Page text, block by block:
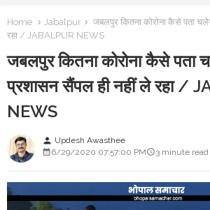
Home Jabalpur
जबलपुर कितना कोरोना कैसे पता
रहा / JABALPUR NEWS
जबलपुर कितना कोरोना कैसे पता
प्रशासन सैंपल ही नहीं ले रहा /
NEWS
person Updesh Awasthee
6/29/2020 07:57:00 PM
3 minute read